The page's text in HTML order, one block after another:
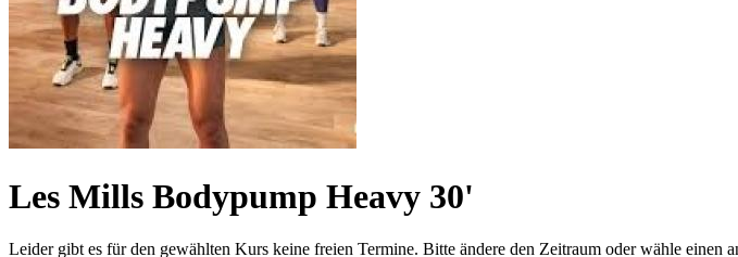
Les Mills Bodypump Heavy 30'
Leider gibt es für den gewählten Kurs keine freien Termine. Bitte ändere den Zeitraum oder wähle einen